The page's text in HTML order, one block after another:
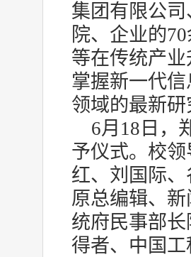
集团有限公
院、企业的70
等在传统产
掌握新一代
领域的最新
6月 18 日，
予仪式。校
红、刘国际
原总编辑、
统府民事部
得者、中国